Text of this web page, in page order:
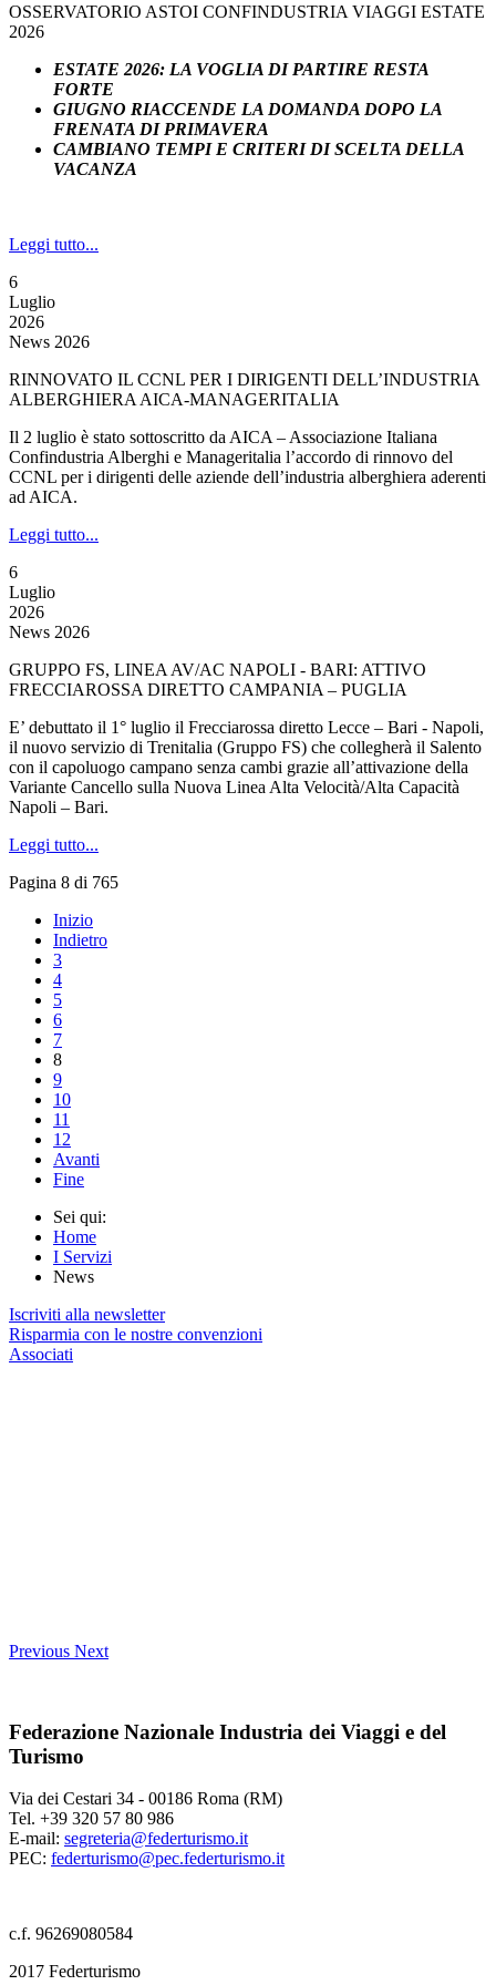
OSSERVATORIO ASTOI CONFINDUSTRIA VIAGGI ESTATE
2026
ESTATE 2026: LA VOGLIA DI PARTIRE RESTA
FORTE
GIUGNO RIACCENDE LA DOMANDA DOPO LA
FRENATA DI PRIMAVERA
CAMBIANO TEMPI E CRITERI DI SCELTA DELLA
VACANZA
Leggi tutto...
6
Luglio
2026
News 2026
RINNOVATO IL CCNL PER I DIRIGENTI DELL’INDUSTRIA
ALBERGHIERA AICA-MANAGERITALIA
Il 2 luglio è stato sottoscritto da AICA – Associazione Italiana
Confindustria Alberghi e Manageritalia l’accordo di rinnovo del
CCNL per i dirigenti delle aziende dell’industria alberghiera aderenti
ad AICA.
Leggi tutto...
6
Luglio
2026
News 2026
GRUPPO FS, LINEA AV/AC NAPOLI - BARI: ATTIVO
FRECCIAROSSA DIRETTO CAMPANIA – PUGLIA
E’ debuttato il 1° luglio il Frecciarossa diretto Lecce – Bari - Napoli,
il nuovo servizio di Trenitalia (Gruppo FS) che collegherà il Salento
con il capoluogo campano senza cambi grazie all’attivazione della
Variante Cancello sulla Nuova Linea Alta Velocità/Alta Capacità
Napoli – Bari.
Leggi tutto...
Pagina 8 di 765
Inizio
Indietro
3
4
5
6
7
8
9
10
11
12
Avanti
Fine
Sei qui:
Home
I Servizi
News
Iscriviti alla newsletter
Risparmia con le nostre convenzioni
Associati
Previous Next
Federazione Nazionale Industria dei Viaggi e del
Turismo
Via dei Cestari 34 - 00186 Roma (RM)
Tel. +39 320 57 80 986
E-mail: segreteria@federturismo.it
PEC: federturismo@pec.federturismo.it
c.f. 96269080584
2017 Federturismo